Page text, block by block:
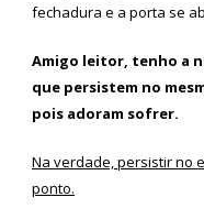
fechadura e a porta se
Amigo leitor, tenho a
que persistem no
pois adoram sofrer.
Na verdade, persistir no
ponto.